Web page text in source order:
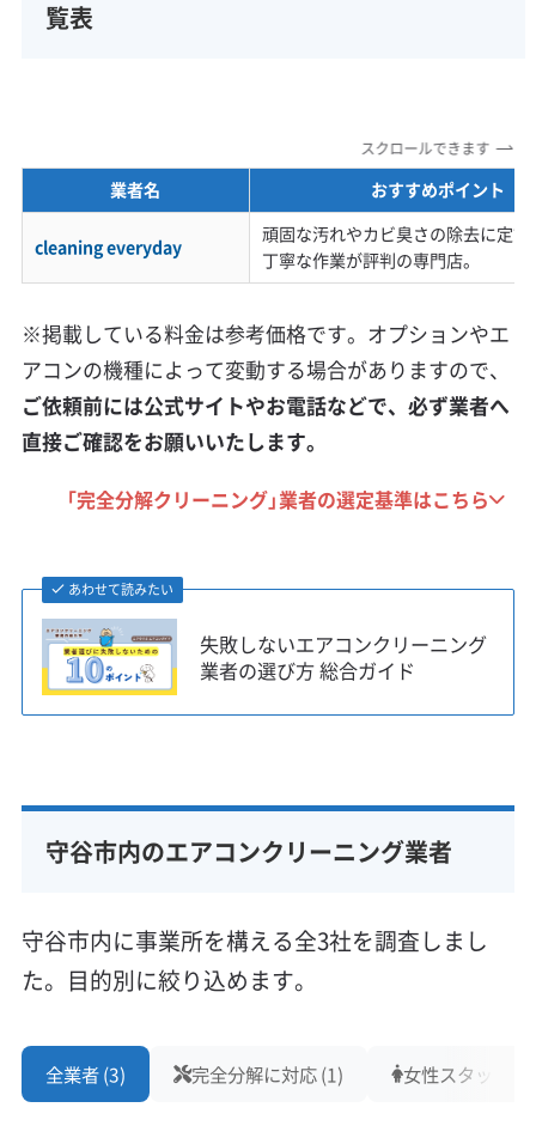
覧表
スクロールできます
業者名 おすすめポイント
cleaning everyday
頑固な汚れやカビ臭さの除去に定
丁寧な作業が評判の専門店。
※掲載している料金は参考価格です。オプションやエ
アコンの機種によって変動する場合がありますので、
ご依頼前には公式サイトやお電話などで、必ず業者へ
直接ご確認をお願いいたします。
「完全分解クリーニング」業者の選定基準はこちら
あわせて読みたい
失敗しないエアコンクリーニング
業者の選び方 総合ガイド
守谷市内のエアコンクリーニング業者
守谷市内に事業所を構える全3社を調査しまし
た。目的別に絞り込めます。
全業者 (3) 完全分解に対応 (1) 女性スタッフ在